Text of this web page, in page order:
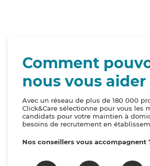
Comment
nous vous aider
Avec un réseau de plus de 180 000
Click&Care sélectionne pour vous les
candidats pour votre maintien à
besoins de recrutement en
Nos conseillers vous accompagnent